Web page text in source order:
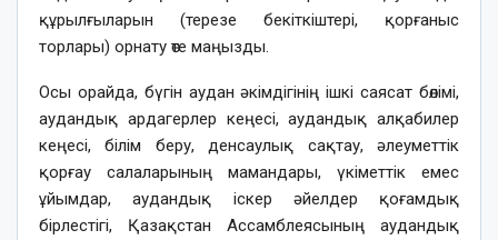
құрылғыларын (терезе бекіткіштері, қорғаныс
торлары) орнату өте маңызды.
Осы орайда, бүгін аудан әкімдігінің ішкі саясат бөлімі,
аудандық ардагерлер кеңесі, аудандық алқабилер
кеңесі, білім беру, денсаулық сақтау, әлеуметтік
қорғау салаларының мамандары, үкіметтік емес
ұйымдар, аудандық іскер әйелдер қоғамдық
бірлестігі, Қазақстан Ассамблеясының аудандық